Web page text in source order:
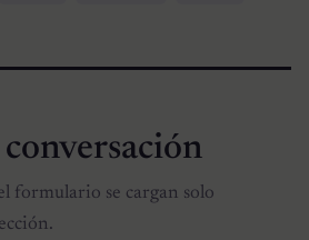
formulario se cargan solo